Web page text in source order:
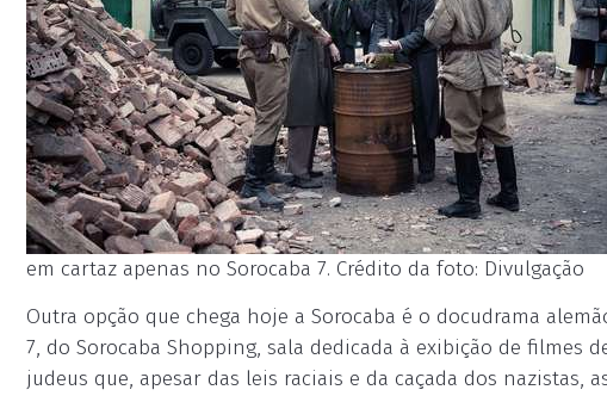
em cartaz apenas no Sorocaba 7. Crédito da foto: Divulgação
Outra opção que chega hoje a Sorocaba é o docudrama
7, do Sorocaba Shopping, sala dedicada à exibição de filmes
judeus que, apesar das leis raciais e da caçada dos nazistas,